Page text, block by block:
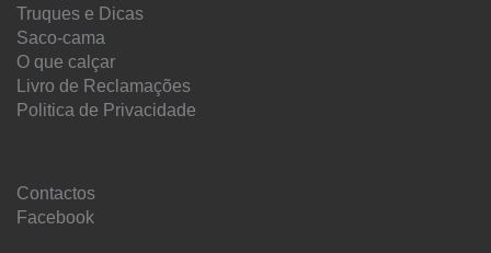
Truques e Dicas
Saco-cama
O que calçar
Livro de Reclamações
Politica de Privacidade
Contactos
Facebook